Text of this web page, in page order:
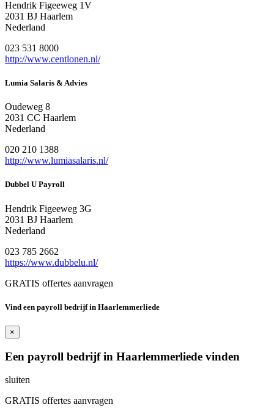
Hendrik Figeeweg 1V
2031 BJ Haarlem
Nederland
023 531 8000
http://www.centlonen.nl/
Lumia Salaris & Advies
Oudeweg 8
2031 CC Haarlem
Nederland
020 210 1388
http://www.lumiasalaris.nl/
Dubbel U Payroll
Hendrik Figeeweg 3G
2031 BJ Haarlem
Nederland
023 785 2662
https://www.dubbelu.nl/
GRATIS offertes aanvragen
Vind een payroll bedrijf in Haarlemmerliede
×
Een payroll bedrijf in Haarlemmerliede vinden
sluiten
GRATIS offertes aanvragen